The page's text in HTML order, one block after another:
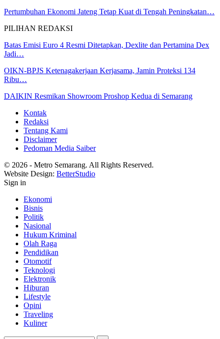
Pertumbuhan Ekonomi Jateng Tetap Kuat di Tengah Peningkatan…
PILIHAN REDAKSI
Batas Emisi Euro 4 Resmi Ditetapkan, Dexlite dan Pertamina Dex
Jadi…
OIKN-BPJS Ketenagakerjaan Kerjasama, Jamin Proteksi 134
Ribu…
DAIKIN Resmikan Showroom Proshop Kedua di Semarang
Kontak
Redaksi
Tentang Kami
Disclaimer
Pedoman Media Saiber
© 2026 - Metro Semarang. All Rights Reserved.
Website Design: BetterStudio
Sign in
Ekonomi
Bisnis
Politik
Nasional
Hukum Kriminal
Olah Raga
Pendidikan
Otomotif
Teknologi
Elektronik
Hiburan
Lifestyle
Opini
Traveling
Kuliner